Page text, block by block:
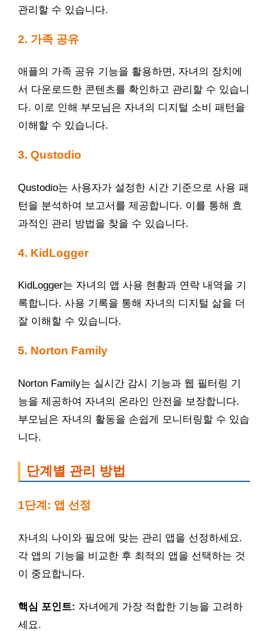
관리할 수 있습니다.
2. 가족 공유
애플의 가족 공유 기능을 활용하면, 자녀의 장치에
서 다운로드한 콘텐츠를 확인하고 관리할 수 있습니
다. 이로 인해 부모님은 자녀의 디지털 소비 패턴을
이해할 수 있습니다.
3. Qustodio
Qustodio는 사용자가 설정한 시간 기준으로 사용 패
턴을 분석하여 보고서를 제공합니다. 이를 통해 효
과적인 관리 방법을 찾을 수 있습니다.
4. KidLogger
KidLogger는 자녀의 앱 사용 현황과 연락 내역을 기
록합니다. 사용 기록을 통해 자녀의 디지털 삶을 더
잘 이해할 수 있습니다.
5. Norton Family
Norton Family는 실시간 감시 기능과 웹 필터링 기
능을 제공하여 자녀의 온라인 안전을 보장합니다.
부모님은 자녀의 활동을 손쉽게 모니터링할 수 있습
니다.
단계별 관리 방법
1단계: 앱 선정
자녀의 나이와 필요에 맞는 관리 앱을 선정하세요.
각 앱의 기능을 비교한 후 최적의 앱을 선택하는 것
이 중요합니다.
핵심 포인트: 자녀에게 가장 적합한 기능을 고려하
세요.